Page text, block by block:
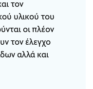
τον
υλικού του
οι πλέον
τον έλεγχο
αλλά και